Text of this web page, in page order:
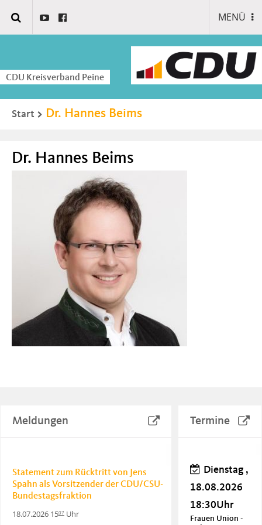
MENÜ
CDU Kreisverband Peine
Start Dr. Hannes Beims
Dr. Hannes Beims
Meldungen
Statement zum Rücktritt von Jens
Spahn als Vorsitzender der CDU/CSU-
Bundestagsfraktion
18.07.2026 1507 Uhr
Termine
Dienstag ,
18.08.2026
18:30Uhr
Frauen Union -